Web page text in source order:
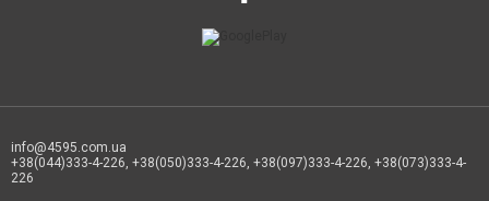
info@4595.com.ua
+38(044)333-4-226, +38(050)333-4-226, +38(097)333-4-226, +38(073)333-4-
226